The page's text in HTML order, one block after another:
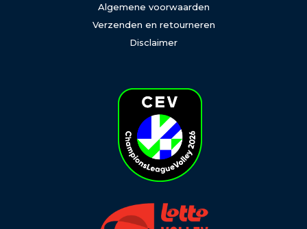
Algemene voorwaarden
Verzenden en retourneren
Disclaimer